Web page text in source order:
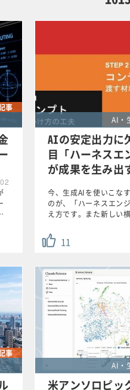
この条件で検索する
事
AI・
AIの安定出力に
目「ハーネスエ
が成果を生み出
11
今、生成AIを使いこな
のが、「ハーネスエン
え方です。また新しい
事
AI・
米アンソロピッ